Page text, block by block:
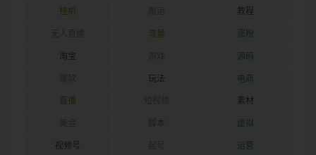
挂机 教程
流量 涨粉
淘宝 源码
玩法 电商
直播 素材
脚本 虚拟
视频号 运营